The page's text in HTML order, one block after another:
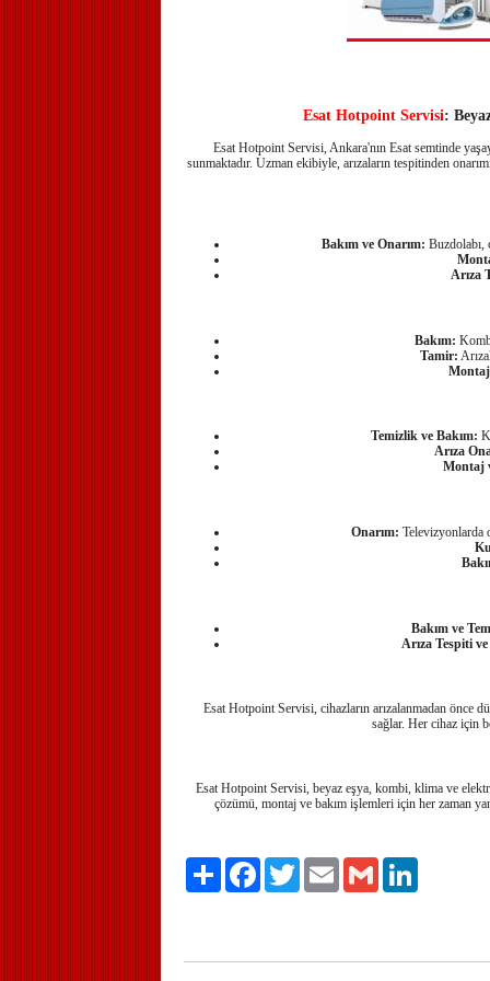
Esat Hotpoint Servisi:
Esat Hotpoint Servisi, Ankara'nın Esat semtinde
sunmaktadır. Uzman ekibiyle, arızaların tespitinden
Bakım ve Onarım: Buzdolabı,
Arıza
Bakım:
Tamir:
Temizlik ve Bakım:
Arıza
Montaj
Onarım: Televizyonlarda
Bakım ve
Arıza Tespiti
Esat Hotpoint Servisi, cihazların arızalanmadan önce
sağlar. Her cihaz için
Esat Hotpoint Servisi, beyaz eşya, kombi, klima ve
çözümü, montaj ve bakım işlemleri için her zaman
Paylaş FacebookTwitter Email Gmail